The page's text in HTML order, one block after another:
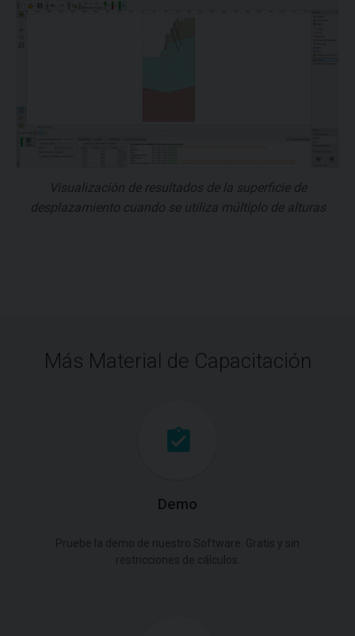
Visualización de resultados de la superficie de
desplazamiento cuando se utiliza múltiplo de alturas
Más Material de Capacitación
Demo